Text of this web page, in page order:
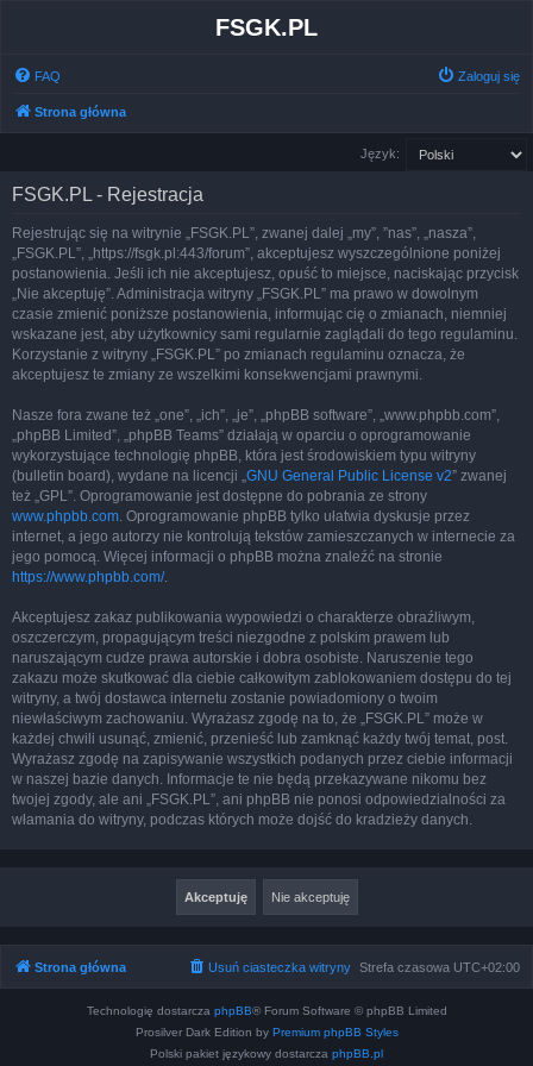
FSGK.PL
FAQ Zaloguj się
Strona główna
Język:
FSGK.PL - Rejestracja
Rejestrując się na witrynie „FSGK.PL”, zwanej dalej „my”, ”nas”, „nasza”,
„FSGK.PL”, „https://fsgk.pl:443/forum”, akceptujesz wyszczególnione poniżej
postanowienia. Jeśli ich nie akceptujesz, opuść to miejsce, naciskając przycisk
„Nie akceptuję”. Administracja witryny „FSGK.PL” ma prawo w dowolnym
czasie zmienić poniższe postanowienia, informując cię o zmianach, niemniej
wskazane jest, aby użytkownicy sami regularnie zaglądali do tego regulaminu.
Korzystanie z witryny „FSGK.PL” po zmianach regulaminu oznacza, że
akceptujesz te zmiany ze wszelkimi konsekwencjami prawnymi.
Nasze fora zwane też „one”, „ich”, „je”, „phpBB software”, „www.phpbb.com”,
„phpBB Limited”, „phpBB Teams” działają w oparciu o oprogramowanie
wykorzystujące technologię phpBB, która jest środowiskiem typu witryny
(bulletin board), wydane na licencji „GNU General Public License v2” zwanej
też „GPL”. Oprogramowanie jest dostępne do pobrania ze strony
www.phpbb.com. Oprogramowanie phpBB tylko ułatwia dyskusje przez
internet, a jego autorzy nie kontrolują tekstów zamieszczanych w internecie za
jego pomocą. Więcej informacji o phpBB można znaleźć na stronie
https://www.phpbb.com/.
Akceptujesz zakaz publikowania wypowiedzi o charakterze obraźliwym,
oszczerczym, propagującym treści niezgodne z polskim prawem lub
naruszającym cudze prawa autorskie i dobra osobiste. Naruszenie tego
zakazu może skutkować dla ciebie całkowitym zablokowaniem dostępu do tej
witryny, a twój dostawca internetu zostanie powiadomiony o twoim
niewłaściwym zachowaniu. Wyrażasz zgodę na to, że „FSGK.PL” może w
każdej chwili usunąć, zmienić, przenieść lub zamknąć każdy twój temat, post.
Wyrażasz zgodę na zapisywanie wszystkich podanych przez ciebie informacji
w naszej bazie danych. Informacje te nie będą przekazywane nikomu bez
twojej zgody, ale ani „FSGK.PL”, ani phpBB nie ponosi odpowiedzialności za
włamania do witryny, podczas których może dojść do kradzieży danych.
Strona główna Strefa czasowa UTC+02:00
Usuń ciasteczka witryny
Technologię dostarcza phpBB® Forum Software © phpBB Limited
Prosilver Dark Edition by Premium phpBB Styles
Polski pakiet językowy dostarcza phpBB.pl